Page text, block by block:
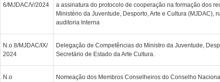
6/MJDAC/V/2024
a assinatura do protocolo de cooperação na formação dos
Ministério da Juventude, Desporto, Arte e Cultura (MJDAC),
auditoria Interna
N.o 8/MJDAC/IX/
2024
Delegação de Competências do Ministro da Juventude,
Secretário de Estado da Arte Cultura.
N.o Nomeação dos Membros Conselheiros do Conselho